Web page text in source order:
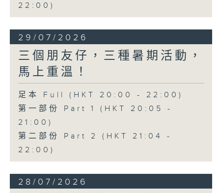
22:00)
29/07/2026
三個朋友仔，三種暑期活動，
馬上重溫！
足本 Full (HKT 20:00 - 22:00)
第一部份 Part 1 (HKT 20:05 -
21:00)
第二部份 Part 2 (HKT 21:04 -
22:00)
28/07/2026